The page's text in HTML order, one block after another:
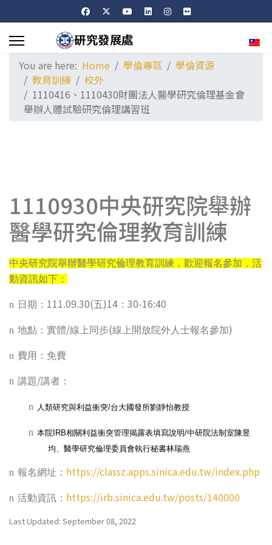
You are here: Home 學倫專區
學倫資源
教育訓練
校外
1110416、1110430財團法人醫學研究倫理基金會
舉辦人體試驗研究倫理講習班
1110930中央研究院舉辦
醫學研究倫理教育訓練
中央研究院舉辦醫學研究倫理教育訓練，歡迎報名參加，活
動資訊如下：
n 日期： 111.09.30(五)14 ： 30-16:40
n 地點：實體/線上同步(線上開放院外人士報名參加)
n 費用：免費
n 講題/講者：
n 人類研究與利益衝突/台大國發所劉靜怡教授
n 本院 IRB相關利益衝突管理揭露表填寫說明/中研院法制室陳昱
均、醫學研究倫理委員會執行秘書林瑞燕
n 報名網址： https://classz.apps.sinica.edu.tw/index.php
n 活動資訊： https://irb.sinica.edu.tw/posts/140000
Last Updated: September 08, 2022